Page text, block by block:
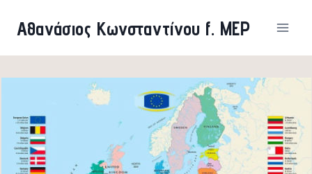
Αθανάσιος Κωνσταντίνου f. MEP